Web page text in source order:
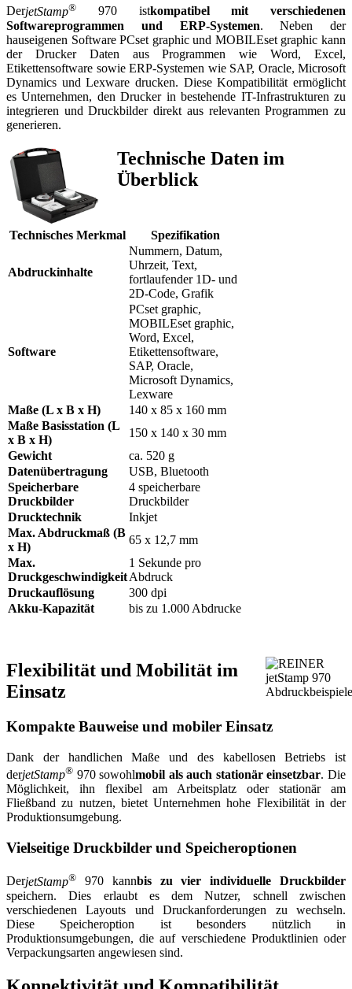
DerjetStamp® 970 istkompatibel mit verschiedenen
Softwareprogrammen und ERP-Systemen. Neben der
hauseigenen Software PCset graphic und MOBILEset graphic kann
der Drucker Daten aus Programmen wie Word, Excel,
Etikettensoftware sowie ERP-Systemen wie SAP, Oracle, Microsoft
Dynamics und Lexware drucken. Diese Kompatibilität ermöglicht
es Unternehmen, den Drucker in bestehende IT-Infrastrukturen zu
integrieren und Druckbilder direkt aus relevanten Programmen zu
generieren.
Technische Daten im
Überblick
Technisches Merkmal Spezifikation
Abdruckinhalte
Nummern, Datum,
Uhrzeit, Text,
fortlaufender 1D- und
2D-Code, Grafik
Software
PCset graphic,
MOBILEset graphic,
Word, Excel,
Etikettensoftware,
SAP, Oracle,
Microsoft Dynamics,
Lexware
Maße (L x B x H)
140 x 85 x 160 mm
Maße Basisstation (L
x B x H)
150 x 140 x 30 mm
Gewicht
ca. 520 g
Datenübertragung
USB, Bluetooth
Speicherbare
Druckbilder
4 speicherbare
Druckbilder
Drucktechnik
Inkjet
Max. Abdruckmaß (B
x H)
65 x 12,7 mm
Max.
Druckgeschwindigkeit
1 Sekunde pro
Abdruck
Druckauflösung
300 dpi
Akku-Kapazität
bis zu 1.000 Abdrucke
Flexibilität und Mobilität im
Einsatz
Kompakte Bauweise und mobiler Einsatz
Dank der handlichen Maße und des kabellosen Betriebs ist
derjetStamp® 970 sowohlmobil als auch stationär einsetzbar. Die
Möglichkeit, ihn flexibel am Arbeitsplatz oder stationär am
Fließband zu nutzen, bietet Unternehmen hohe Flexibilität in der
Produktionsumgebung.
Vielseitige Druckbilder und Speicheroptionen
DerjetStamp® 970 kannbis zu vier individuelle Druckbilder
speichern. Dies erlaubt es dem Nutzer, schnell zwischen
verschiedenen Layouts und Druckanforderungen zu wechseln.
Diese Speicheroption ist besonders nützlich in
Produktionsumgebungen, die auf verschiedene Produktlinien oder
Verpackungsarten angewiesen sind.